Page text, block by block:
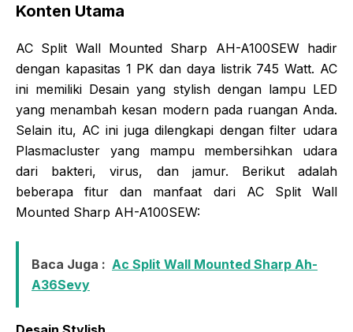
Konten Utama
AC Split Wall Mounted Sharp AH-A100SEW hadir
dengan kapasitas 1 PK dan daya listrik 745 Watt. AC
ini memiliki Desain yang stylish dengan lampu LED
yang menambah kesan modern pada ruangan Anda.
Selain itu, AC ini juga dilengkapi dengan filter udara
Plasmacluster yang mampu membersihkan udara
dari bakteri, virus, dan jamur. Berikut adalah
beberapa fitur dan manfaat dari AC Split Wall
Mounted Sharp AH-A100SEW:
Baca Juga : Ac Split Wall Mounted Sharp Ah-
A36Sevy